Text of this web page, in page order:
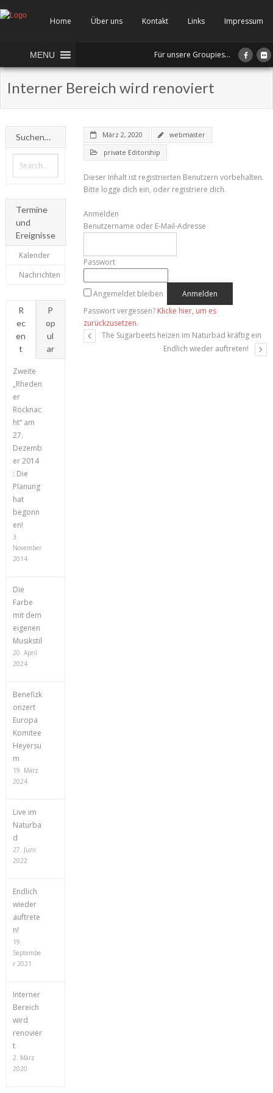
Home Über uns Kontakt Links Impressum
MENU Für unsere Groupies...
Interner Bereich wird renoviert
März 2, 2020
webmaster
private Editorship
Dieser Inhalt ist registrierten Benutzern vorbehalten.
Bitte logge dich ein, oder registriere dich.
Anmelden
Benutzername oder E-Mail-Adresse
Passwort
Angemeldet bleiben
Passwort vergessen? Klicke hier, um es
zurückzusetzen.
The Sugarbeets heizen im Naturbad kräftig ein
Endlich wieder auftreten!
Suchen…
Termine
und
Ereignisse
Kalender
Nachrichten
R
ec
en
t
P
op
ul
ar
Zweite
„Rheden
er
Rocknac
ht“ am
27.
Dezemb
er 2014
: Die
Planung
hat
begonn
en!
3.
November
2014
Die
Farbe
mit dem
eigenen
Musikstil
20. April
2024
Benefizk
onzert
Europa
Komitee
Heyersu
m
19. März
2024
Live im
Naturba
d
27. Juni
2022
Endlich
wieder
auftrete
n!
19.
Septembe
r 2021
Interner
Bereich
wird
renovier
t
2. März
2020